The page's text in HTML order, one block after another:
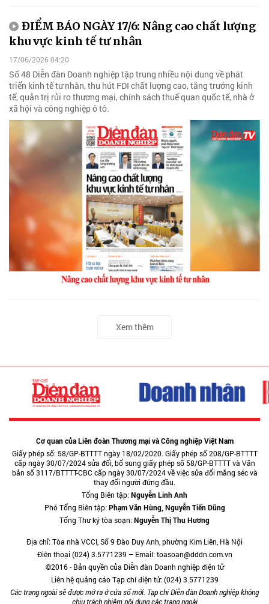
ĐIỂM BÁO NGÀY 17/6: Nâng cao chất lượng
khu vực kinh tế tư nhân
17/06/2026 04:20
Số 48 Diễn đàn Doanh nghiệp tập trung nhiều nội dung về phát
triển kinh tế tư nhân, thu hút FDI chất lượng cao, tăng trưởng kinh
tế, quản trị rủi ro thương mại, chính sách thuế quan quốc tế, nhà ở
xã hội và công nghiệp ô tô.
Xem thêm
Cơ quan của Liên đoàn Thương mại và Công nghiệp Việt Nam
Giấy phép số: 58/GP-BTTTT ngày 18/02/2020. Giấy phép số 208/GP-BTTTT
cấp ngày 30/07/2024 sửa đổi, bổ sung giấy phép số 58/GP-BTTTT và Văn
bản số 3117/BTTTT-CBC cấp ngày 30/07/2024 về việc sửa đổi măng séc và
thay đổi người đứng đầu.
Tổng Biên tập:Nguyễn Linh Anh
Phó Tổng Biên tập:Phạm Văn Hùng, Nguyễn Tiến Dũng
Tổng Thư ký tòa soạn:Nguyễn Thị Thu Hương
Địa chỉ: Tòa nhà VCCI, Số 9 Đào Duy Anh, phường Kim Liên, Hà Nội
Điện thoại (024) 3.5771239 – Email: toasoan@dddn.com.vn
©2016 - Bản quyền của Diễn đàn Doanh nghiệp điện tử
Liên hệ quảng cáo Tạp chí điện tử: (024) 3.5771239
Các trang ngoài sẽ được mở ra ở cửa sổ mới. Tạp chí Diễn đàn Doanh nghiệp không
chịu trách nhiệm nội dung các trang ngoài